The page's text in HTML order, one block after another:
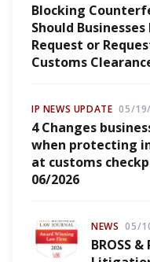
Blocking
Should
Request or
Customs
IP NEWS UPDATE 05/
4 Changes
when protecting
at customs
06/2026
NEWS 05/
BROSS